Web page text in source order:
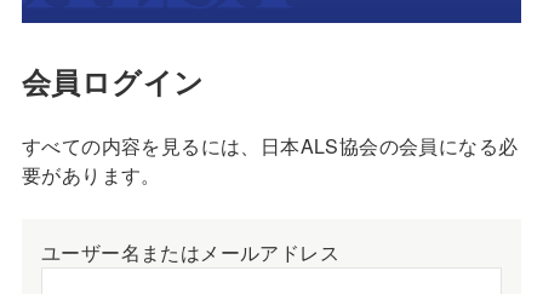
会員ログイン
すべての内容を見るには、日本ALS協会の会員になる必
要があります。
ユーザー名またはメールアドレス